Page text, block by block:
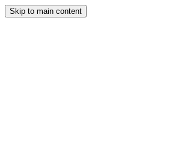
Skip to main content